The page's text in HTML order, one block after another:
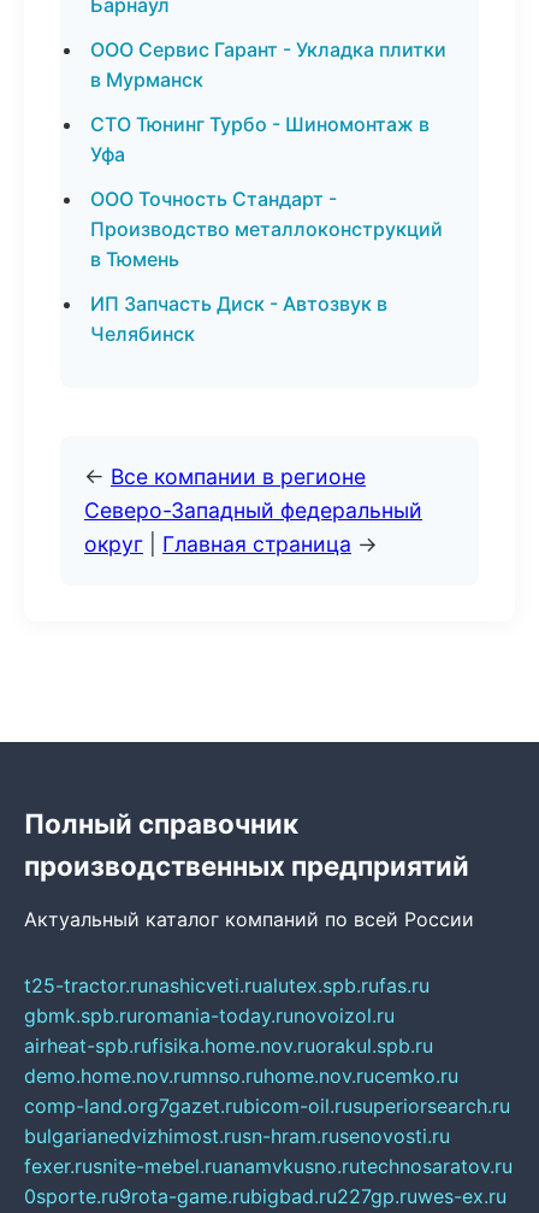
Барнаул
ООО Сервис Гарант - Укладка плитки
в Мурманск
СТО Тюнинг Турбо - Шиномонтаж в
Уфа
ООО Точность Стандарт -
Производство металлоконструкций
в Тюмень
ИП Запчасть Диск - Автозвук в
Челябинск
← Все компании в регионе
Северо-Западный федеральный
округ
Главная страница →
Полный справочник
производственных предприятий
Актуальный каталог компаний по всей России
t25-tractor.runashicveti.rualutex.spb.rufas.ru
gbmk.spb.ruromania-today.runovoizol.ru
airheat-spb.rufisika.home.nov.ruorakul.spb.ru
demo.home.nov.rumnso.ruhome.nov.rucemko.ru
comp-land.org7gazet.rubicom-oil.rusuperiorsearch.ru
bulgarianedvizhimost.rusn-hram.rusenovosti.ru
fexer.rusnite-mebel.ruanamvkusno.rutechnosaratov.ru
0sporte.ru9rota-game.rubigbad.ru227gp.ruwes-ex.ru